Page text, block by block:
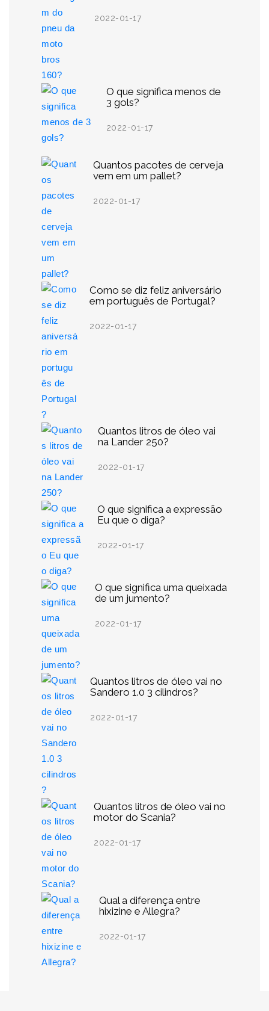
2022-01-17
O que significa menos de
3 gols?
2022-01-17
Quantos pacotes de cerveja
vem em um pallet?
2022-01-17
Como se diz feliz aniversário
em português de Portugal?
2022-01-17
Quantos litros de óleo vai
na Lander 250?
2022-01-17
O que significa a expressão
Eu que o diga?
2022-01-17
O que significa uma queixada
de um jumento?
2022-01-17
Quantos litros de óleo vai no
Sandero 1.0 3 cilindros?
2022-01-17
Quantos litros de óleo vai no
motor do Scania?
2022-01-17
Qual a diferença entre
hixizine e Allegra?
2022-01-17